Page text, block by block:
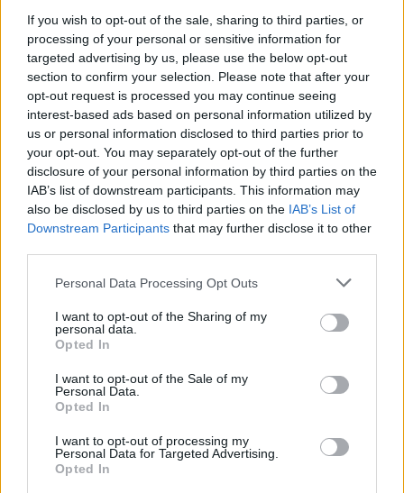
If you wish to opt-out of the sale, sharing to third parties, or
processing of your personal or sensitive information for
targeted advertising by us, please use the below opt-out
section to confirm your selection. Please note that after your
opt-out request is processed you may continue seeing
interest-based ads based on personal information utilized by
us or personal information disclosed to third parties prior to
your opt-out. You may separately opt-out of the further
disclosure of your personal information by third parties on the
IAB’s list of downstream participants. This information may
also be disclosed by us to third parties on the IAB’s List of
Downstream Participants that may further disclose it to other
Personal Data Processing Opt Outs
I want to opt-out of the Sharing of my
personal data.
Opted In
I want to opt-out of the Sale of my
Personal Data.
Opted In
I want to opt-out of processing my
Personal Data for Targeted Advertising.
Opted In
Feyenoord begint voorbereiding overtuigend: zo
ziet de route naar de seizoensstart eruit
Givairo Read spreekt zich uit over Feyenoord-
toekomst: 'Het kan nog alle kanten op'
Feyenoord zoekt nieuwe nummer één na
dreigend vertrek Wellenreuther
Feyenoord doet voorstel aan beoogde nieuwe
Saoedische topclub maakt werk van Hadj
Moussa: Feyenoord wacht op bod
Deventer: Feyenoorder zet woning te koop
over zijn gewicht